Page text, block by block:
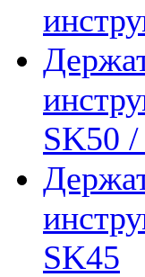
SK50
SK45